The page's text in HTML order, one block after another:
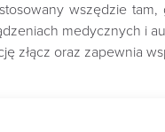
wszędzie
medycznych i
złącz oraz zapewnia